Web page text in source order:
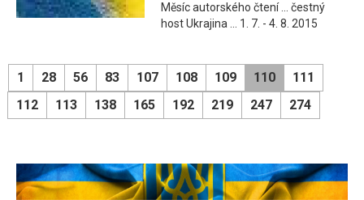
Měsíc autorského čtení ... čestný
host Ukrajina ... 1. 7. - 4. 8. 2015
1 28 56 83 107 108 109 110
111
112
113 138 165 192 219 247 274